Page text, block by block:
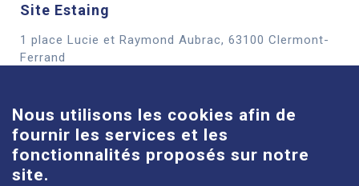
Site Estaing
1 place Lucie et Raymond Aubrac, 63100 Clermont-
Ferrand
Site Louise-Michel
61 route de Châteaugay, 63118 Cébazat
Nous utilisons les cookies afin de
fournir les services et les
fonctionnalités proposés sur notre
site.